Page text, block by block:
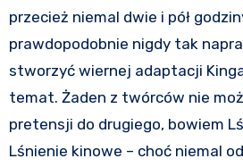
przecież niemal dwie i pół
prawdopodobnie nigdy tak
stworzyć wiernej adaptacji
temat. Żaden z twórców nie
pretensji do drugiego, bowiem
Lśnienie kinowe – choć niemal